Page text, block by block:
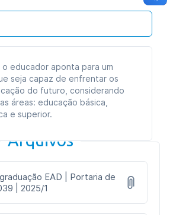
Aulas online
o educador aponta para um
seja capaz de enfrentar os
do futuro, considerando
áreas: educação básica,
e superior.
Arquivos
EAD | Portaria de
| 2025/1